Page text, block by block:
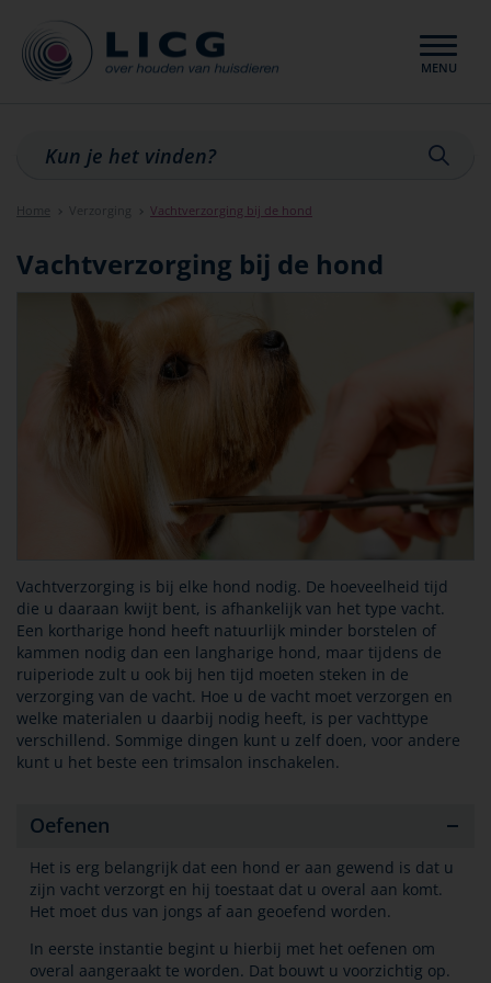
MENU
Home Verzorging Vachtverzorging bij de hond
Vachtverzorging bij de hond
Vachtverzorging is bij elke hond nodig. De hoeveelheid tijd
die u daaraan kwijt bent, is afhankelijk van het type vacht.
Een kortharige hond heeft natuurlijk minder borstelen of
kammen nodig dan een langharige hond, maar tijdens de
ruiperiode zult u ook bij hen tijd moeten steken in de
verzorging van de vacht. Hoe u de vacht moet verzorgen en
welke materialen u daarbij nodig heeft, is per vachttype
verschillend. Sommige dingen kunt u zelf doen, voor andere
kunt u het beste een trimsalon inschakelen.
Oefenen
Het is erg belangrijk dat een hond er aan gewend is dat u
zijn vacht verzorgt en hij toestaat dat u overal aan komt.
Het moet dus van jongs af aan geoefend worden.
In eerste instantie begint u hierbij met het oefenen om
overal aangeraakt te worden. Dat bouwt u voorzichtig op.